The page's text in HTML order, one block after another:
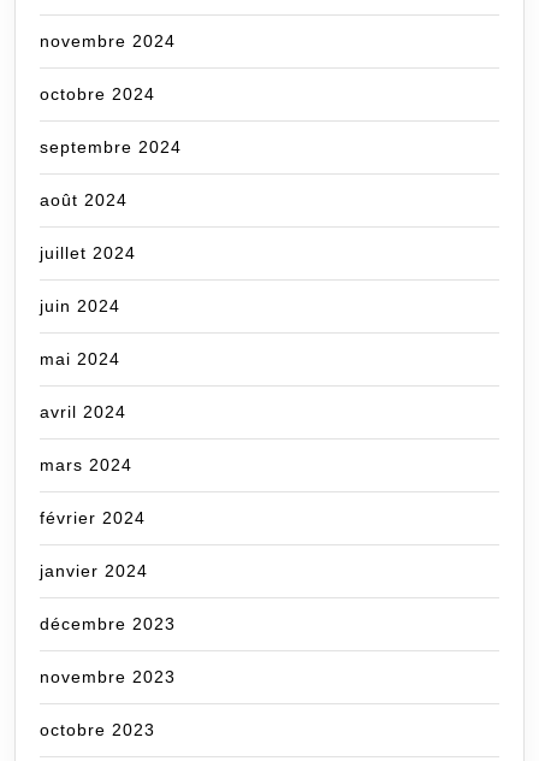
novembre 2024
octobre 2024
septembre 2024
août 2024
juillet 2024
juin 2024
mai 2024
avril 2024
mars 2024
février 2024
janvier 2024
décembre 2023
novembre 2023
octobre 2023